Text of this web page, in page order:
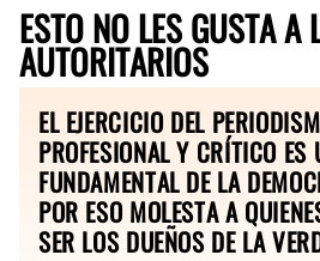
ESTO NO LES GUSTA A
AUTORITARIOS
EL EJERCICIO DEL
PROFESIONAL Y CRÍTICO ES
FUNDAMENTAL DE LA
POR ESO MOLESTA A
SER LOS DUEÑOS DE LA